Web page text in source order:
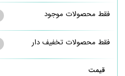
فقط محصولات موجود
فقط محصولات تخفیف دار
قیمت